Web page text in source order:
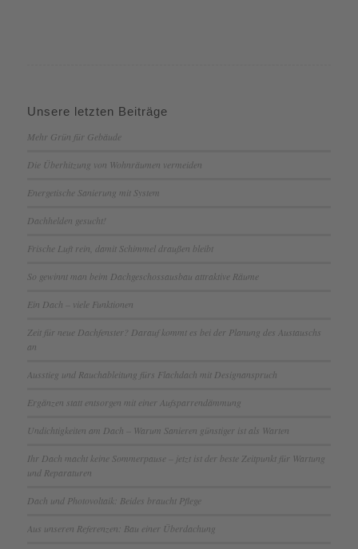
Unsere letzten Beiträge
Mehr Grün für Gebäude
Die Überhitzung von Wohnräumen vermeiden
Energetische Sanierung mit System
Dachhelden gesucht!
Frische Luft rein, damit Schimmel draußen bleibt
So gewinnt man beim Dachgeschossausbau attraktive Räume
Ein Dach – viele Funktionen
Zeit für neue Dachfenster? Darauf kommt es bei der Planung des Austauschs
an
Ausstieg und Rauchableitung fürs Flachdach mit Designanspruch
Ergänzen statt entsorgen mit einer Aufsparrendämmung
Undichtigkeiten am Dach – Warum Sanieren günstiger ist als Warten
Ihr Dach macht keine Sommerpause – jetzt ist der beste Zeitpunkt für Wartung
und Reparaturen
Dach und Photovoltaik: Beides braucht Pflege
Aus unseren Referenzen: Bau einer Überdachung